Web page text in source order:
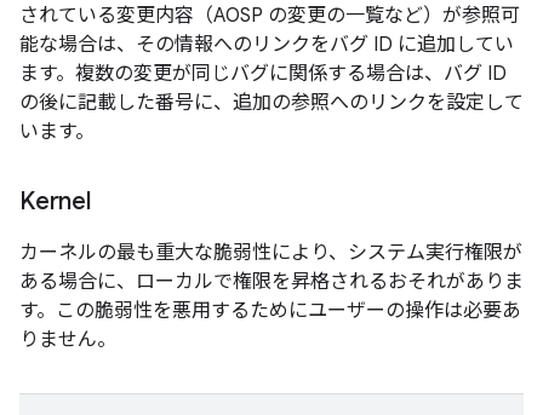
されている変更内容（AOSP の変更の一覧など）が参照可
能な場合は、その情報へのリンクをバグ ID に追加してい
ます。複数の変更が同じバグに関係する場合は、バグ ID
の後に記載した番号に、追加の参照へのリンクを設定して
います。
Kernel
カーネルの最も重大な脆弱性により、システム実行権限が
ある場合に、ローカルで権限を昇格されるおそれがありま
す。この脆弱性を悪用するためにユーザーの操作は必要あ
りません。